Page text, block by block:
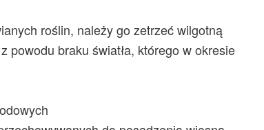
roślin, należy go zetrzeć wilgotną
powodu braku światła, którego w okresie